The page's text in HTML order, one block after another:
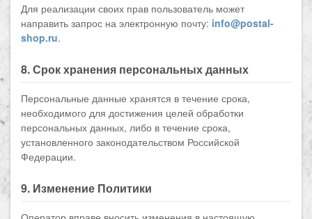
Для реализации своих прав пользователь может
направить запрос на электронную почту: info@postal-
shop.ru.
8. Срок хранения персональных данных
Персональные данные хранятся в течение срока,
необходимого для достижения целей обработки
персональных данных, либо в течение срока,
установленного законодательством Российской
Федерации.
9. Изменение Политики